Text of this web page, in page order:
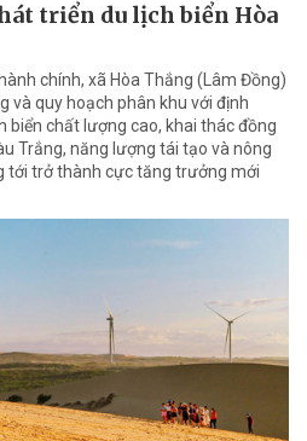
triển du lịch biển Hòa
chính, xã Hòa Thắng (Lâm Đồng)
và quy hoạch phân khu với định
biển chất lượng cao, khai thác đồng
Trắng, năng lượng tái tạo và nông
tới trở thành cực tăng trưởng mới